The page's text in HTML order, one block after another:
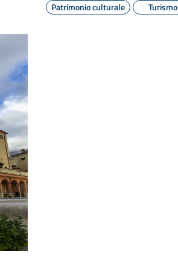
Patrimonio culturale
Turismo